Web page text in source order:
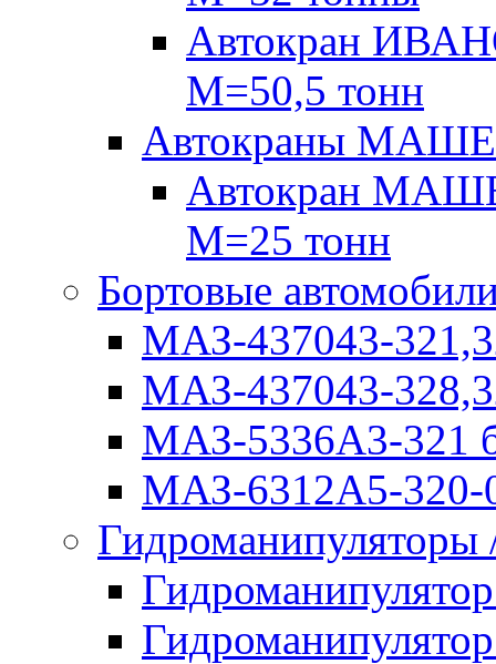
Автокран
М=50,5 тонн
Автокраны
Автокран
М=25 тонн
Бортовые
МАЗ-437043-
МАЗ-437043-
МАЗ-5336А3-321
МАЗ-6312А5-320-